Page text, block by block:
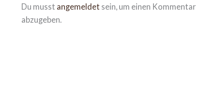
Du musst angemeldet sein, um einen Kommentar
abzugeben.